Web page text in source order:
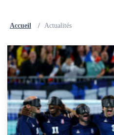
Accueil / Actualités